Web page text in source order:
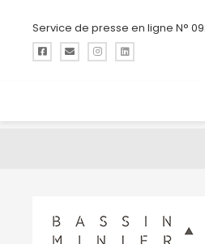
Service de presse en ligne N°